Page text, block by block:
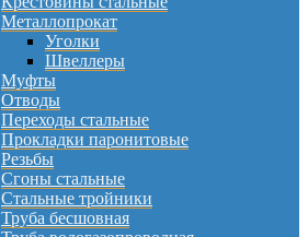
Металлопрокат
Уголки
Швеллеры
Муфты
Отводы
Переходы стальные
Прокладки паронитовые
Резьбы
Сгоны стальные
Стальные тройники
Труба бесшовная